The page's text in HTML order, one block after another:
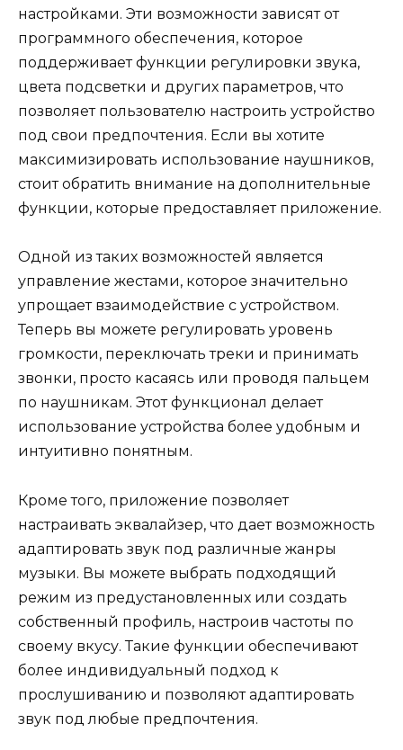
настройками. Эти возможности зависят от
программного обеспечения, которое
поддерживает функции регулировки звука,
цвета подсветки и других параметров, что
позволяет пользователю настроить устройство
под свои предпочтения. Если вы хотите
максимизировать использование наушников,
стоит обратить внимание на дополнительные
функции, которые предоставляет приложение.
Одной из таких возможностей является
управление жестами, которое значительно
упрощает взаимодействие с устройством.
Теперь вы можете регулировать уровень
громкости, переключать треки и принимать
звонки, просто касаясь или проводя пальцем
по наушникам. Этот функционал делает
использование устройства более удобным и
интуитивно понятным.
Кроме того, приложение позволяет
настраивать эквалайзер, что дает возможность
адаптировать звук под различные жанры
музыки. Вы можете выбрать подходящий
режим из предустановленных или создать
собственный профиль, настроив частоты по
своему вкусу. Такие функции обеспечивают
более индивидуальный подход к
прослушиванию и позволяют адаптировать
звук под любые предпочтения.